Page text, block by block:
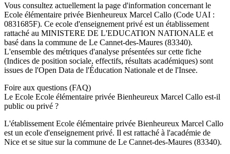
Vous consultez actuellement la page d'information concernant le
Ecole élémentaire privée Bienheureux Marcel Callo (Code UAI :
0831685F). Ce ecole d'enseignement privé est un établissement
rattaché au MINISTERE DE L'EDUCATION NATIONALE et
basé dans la commune de Le Cannet-des-Maures (83340).
L'ensemble des métriques d'analyse présentées sur cette fiche
(Indices de position sociale, effectifs, résultats académiques) sont
issues de l'Open Data de l'Éducation Nationale et de l'Insee.
Foire aux questions (FAQ)
Le Ecole Ecole élémentaire privée Bienheureux Marcel Callo est-il
public ou privé ?
L'établissement Ecole élémentaire privée Bienheureux Marcel Callo
est un ecole d'enseignement privé. Il est rattaché à l'académie de
Nice et se situe sur la commune de Le Cannet-des-Maures (83340).